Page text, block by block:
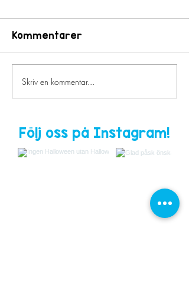
Terminsstart ht25
Kommentarer
Skriv en kommentar...
Följ oss på Instagram!